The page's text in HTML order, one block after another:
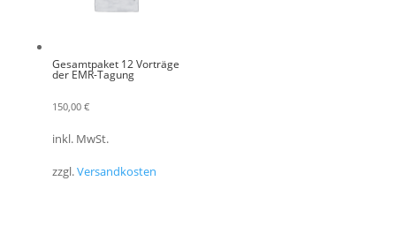
Gesamtpaket 12 Vorträge
der EMR-Tagung
150,00 €
inkl. MwSt.
zzgl.Versandkosten